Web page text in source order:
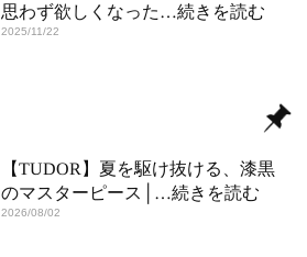
思わず欲しくなった…続きを読む
2025/11/22
【TUDOR】夏を駆け抜ける、漆黒
のマスターピース│ …続きを読む
2026/08/02